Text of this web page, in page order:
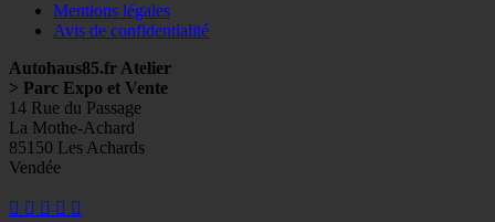
Mentions légales
Avis de confidentialité
Autohaus85.fr Atelier
> Parc Expo et Vente
14 Rue du Passage
La Mothe-Achard
85150 Les Achards
Vendée
Facebook
Googleplus
E- Instagram